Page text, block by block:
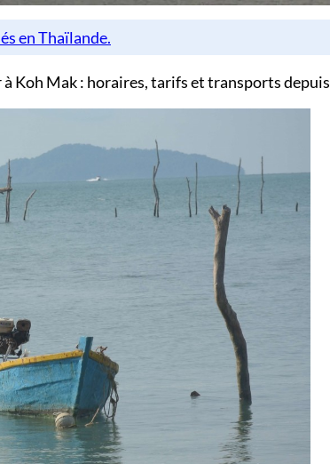
Koh Mak : horaires, tarifs et transports